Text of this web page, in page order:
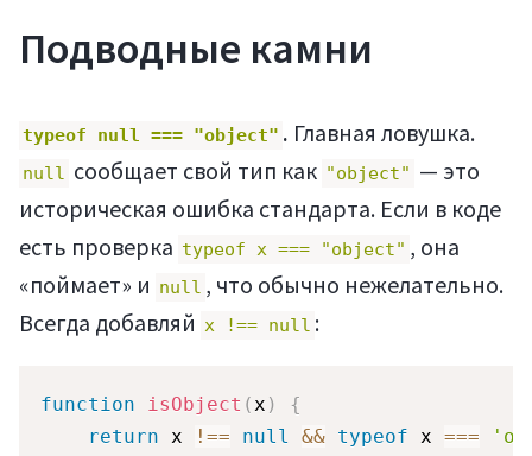
Подводные камни
typeof null === "object" . Главная ловушка.
null сообщает свой тип как "object" — это
историческая ошибка стандарта. Если в коде
есть проверка typeof x === "object" , она
«поймает» и null , что обычно нежелательно.
Всегда добавляй x !== null :
function isObject (x )
{
return x !== null && typeof x ===